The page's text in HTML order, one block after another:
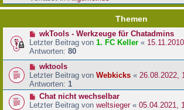
Themen
wkTools - Werkzeuge für Chatadmins
Letzter Beitrag von 1. FC Keller «
Antworten: 80
wktools
Letzter Beitrag von Webkicks « 26.08.2022,
Antworten: 1
Chat nicht wechselbar
Letzter Beitrag von weltsieger« 05.04.2021,